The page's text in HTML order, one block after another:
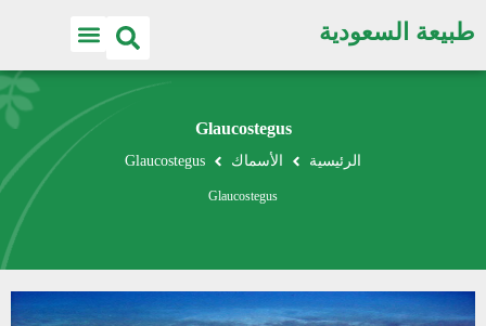
طبيعة السعودية
Glaucostegus
الرئيسية الأسماك Glaucostegus
Glaucostegus